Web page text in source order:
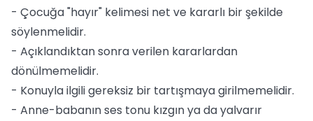
- Çocuğa "hayır" kelimesi net ve kararlı bir şekilde
söylenmelidir.
- Açıklandıktan sonra verilen kararlardan
dönülmemelidir.
- Konuyla ilgili gereksiz bir tartışmaya girilmemelidir.
- Anne-babanın ses tonu kızgın ya da yalvarır